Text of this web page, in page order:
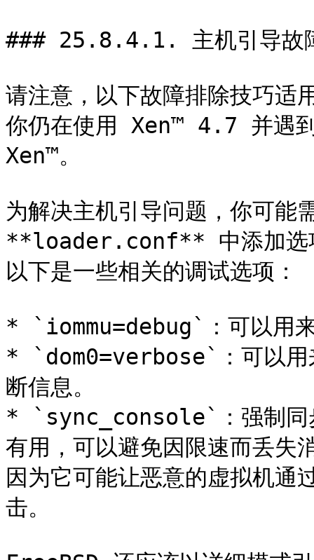
### 25.8.4.1. 主机引导故
请注意，以下故障排除技巧
你仍在使用 Xen™ 4.7 并遇
Xen™。
为解决主机引导问题，你可能
**loader.conf** 中添加选
以下是一些相关的调试选项：
* `iommu=debug`：可以用
* `dom0=verbose`：可以用
断信息。
* `sync_console`：强制同
有用，可以避免因限速而丢失
因为它可能让恶意的虚拟机
击。